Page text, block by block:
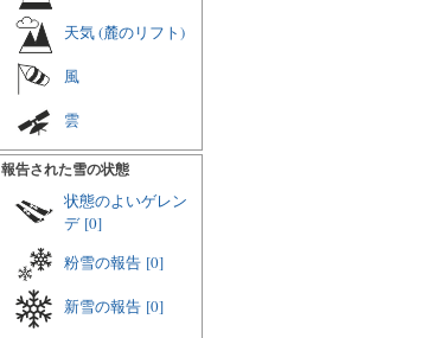
天気 (麓のリフト)
風
雲
報告された雪の状態
状態のよいゲレン
デ [0]
粉雪の報告 [0]
新雪の報告 [0]